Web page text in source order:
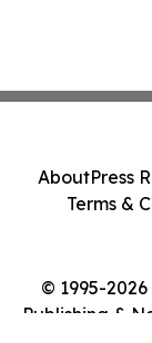
© 1995-
Publishing &
AboutPress
Terms &